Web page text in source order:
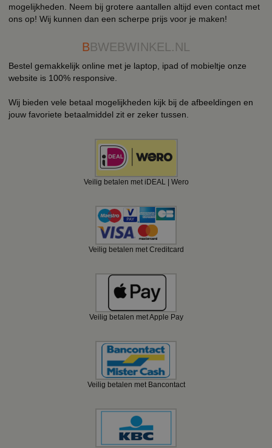
mogelijkheden. Neem bij grotere aantallen altijd even contact met
ons op! Wij kunnen dan een scherpe prijs voor je maken!
BBWEBWINKEL.NL
Bestel gemakkelijk online met je laptop, ipad of mobieltje onze
website is 100% responsive.
Wij bieden vele betaal mogelijkheden kijk bij de afbeeldingen en
jouw favoriete betaalmiddel zit er zeker tussen.
Veilig betalen met iDEAL | Wero
Veilig betalen met Creditcard
Veilig betalen met Apple Pay
Veilig betalen met Bancontact